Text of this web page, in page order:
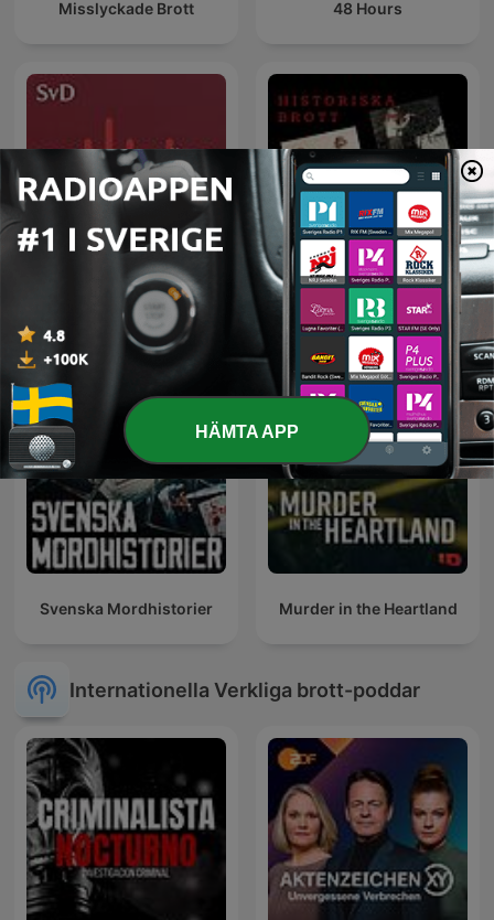
Misslyckade Brott 48 Hours
SvD Dokumentära
berättelser
Historiska brott
Svenska Mordhistorier Murder in the Heartland
Internationella Verkliga brott-poddar
HÄMTA APP